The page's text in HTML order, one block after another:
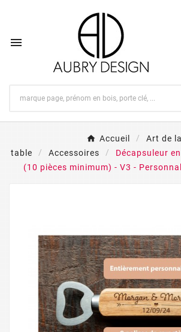

Accueil
Art de la
table
Accessoires
Décapsuleur
(10 pièces minimum) - V3 -